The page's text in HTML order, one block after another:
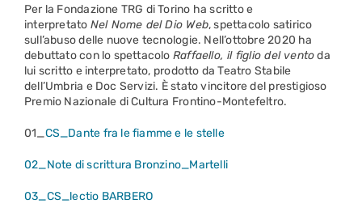
Per la Fondazione TRG di Torino ha scritto e
interpretato Nel Nome del Dio Web, spettacolo satirico
sull’abuso delle nuove tecnologie. Nell’ottobre 2020 ha
debuttato con lo spettacolo Raffaello, il figlio del ventoda
lui scritto e interpretato, prodotto da Teatro Stabile
dell’Umbria e Doc Servizi. È stato vincitore del prestigioso
Premio Nazionale di Cultura Frontino-Montefeltro.
01_CS_Dante fra le fiamme e le stelle
02_Note di scrittura Bronzino_Martelli
03_CS_lectio BARBERO